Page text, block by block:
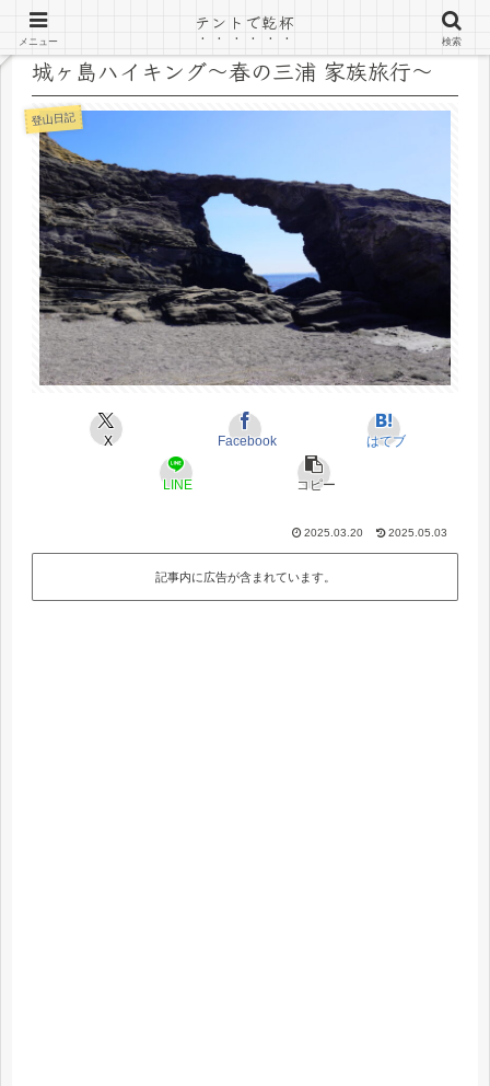
城ヶ島ハイキング～春の三浦 家族旅行～
登山日記
X Facebook はてブ
LINE コピー
2025.03.20 2025.05.03
記事内に広告が含まれています。
メニュー
テントで乾杯
検索